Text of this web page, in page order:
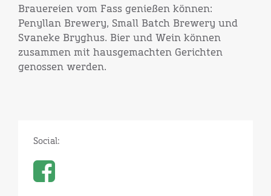
Brauereien vom Fass genießen können:
Penyllan Brewery, Small Batch Brewery und
Svaneke Bryghus. Bier und Wein können
zusammen mit hausgemachten Gerichten
genossen werden.
Social: